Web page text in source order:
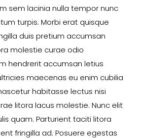
sem lacinia nulla tempor nunc
turpis. Morbi erat quisque
duis pretium accumsan
molestie curae odio
hendrerit accumsan letius
maecenas eu enim cubilia
habitasse lectus nisi
litora lacus molestie. Nunc elit
quam. Parturient taciti litora
fringilla ad. Posuere egestas